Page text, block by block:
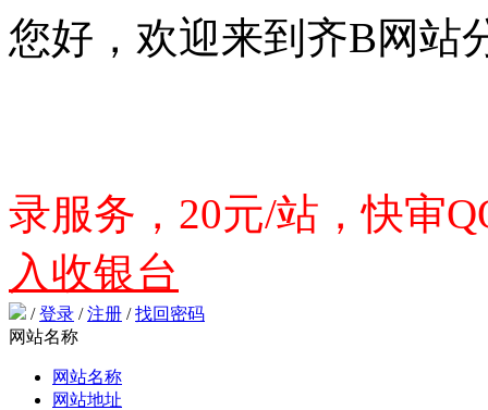
您好，欢迎来到齐B网站
录服务，20元/站，快审
入收银台
/登录 /注册 /找回密码
网站名称
网站名称
网站地址